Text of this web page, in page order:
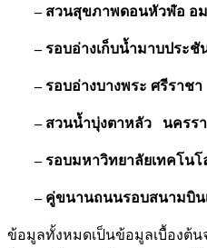
– สวนสุขภาพดอนหัวฬ่อ
– รอบอ่างเก็บน้ำมาบประ
– รอบอ่างบางพระ ศรีราช
– สวนน้ำบุ่งตาหลัว นครร
– รอบมหาวิทยาลัยเทคโน
– คู่ขนานถนนรอบสนามบิน
ข้อมูลทั้งหมดเป็นข้อมูลเบื้องต้